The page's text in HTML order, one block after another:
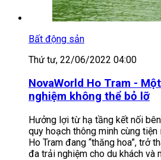
Bất động sản
Thứ tư, 22/06/2022 04:00
NovaWorld Ho Tram -
nghiệm không thể bỏ lỡ
Hưởng lợi từ hạ tầng kết nối
quy hoạch thông minh cùng
Ho Tram đang “thăng hoa”, trở
đa trải nghiệm cho du khách và